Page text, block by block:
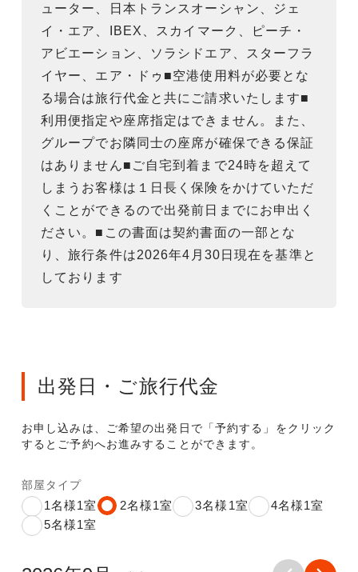
ューター、日本トランスオーシャン、ジェ
イ・エア、IBEX、スカイマーク、ピーチ・
アビエーション、ソラシドエア、スターフラ
イヤー、エア・ドゥ■空港使用料が必要とな
る場合は旅行代金と共にご請求いたします■
利用便指定や座席指定はできません。また、
グループでお隣同士の座席が確保できる保証
はありません■ご自宅到着まで24時を超えて
しまうお客様は１日長く保険をかけていただ
くことができるので出発前日までにお申出く
ださい。■この書面は契約書面の一部とな
り、旅行条件は2026年4月30日現在を基準と
しております
出発日・ご旅行代金
お申し込みは、ご希望の出発日で「予約する」をクリック
するとご予約へお進みすることができます。
部屋タイプ
1名様1室 2名様1室 3名様1室
4名様1室
5名様1室